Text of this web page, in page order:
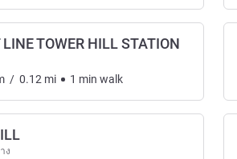
TOWER HILL STATION
/ 0.12 mi 1 min walk
ง